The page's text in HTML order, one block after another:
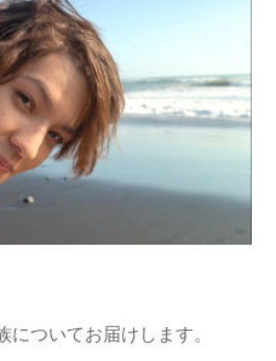
ついてお届けします。